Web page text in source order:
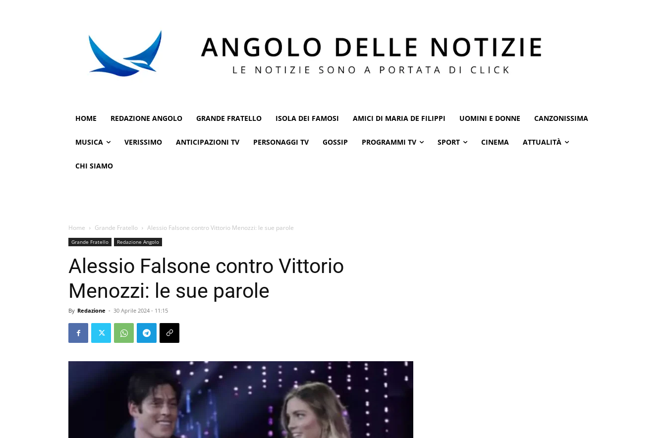
HOME REDAZIONE ANGOLO GRANDE FRATELLO ISOLA DEI FAMOSI AMICI DI MARIA DE FILIPPI UOMINI E DONNE CANZONISSIMA
MUSICA VERISSIMO ANTICIPAZIONI TV PERSONAGGI TV GOSSIP PROGRAMMI TV SPORT CINEMA ATTUALITÀ
CHI SIAMO
Home Grande Fratello Alessio Falsone contro Vittorio Menozzi: le sue parole
Grande Fratello Redazione Angolo
Alessio Falsone contro Vittorio
Menozzi: le sue parole
By Redazione - 30 Aprile 2024 - 11:15